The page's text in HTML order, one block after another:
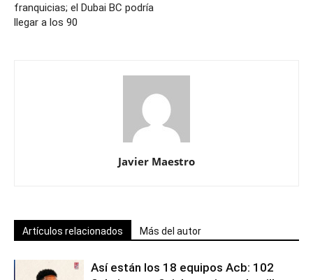
franquicias; el Dubai BC podría
llegar a los 90
Javier Maestro
Artículos relacionados Más del autor
Así están los 18 equipos Acb: 102